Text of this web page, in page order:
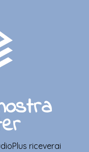
riceverai